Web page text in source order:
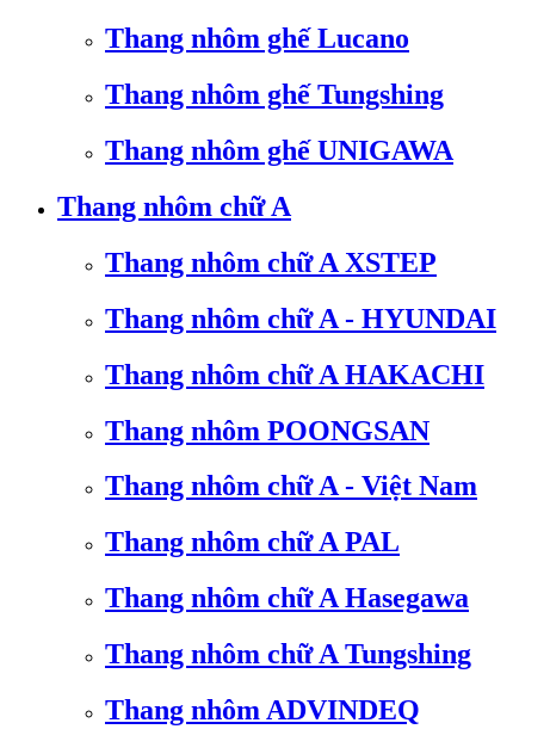
Thang nhôm ghế Lucano
Thang nhôm ghế Tungshing
Thang nhôm ghế UNIGAWA
Thang nhôm chữ A
Thang nhôm chữ A XSTEP
Thang nhôm chữ A - HYUNDAI
Thang nhôm chữ A HAKACHI
Thang nhôm POONGSAN
Thang nhôm chữ A - Việt Nam
Thang nhôm chữ A PAL
Thang nhôm chữ A Hasegawa
Thang nhôm chữ A Tungshing
Thang nhôm ADVINDEQ